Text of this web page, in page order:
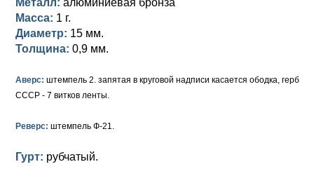
Для Финляндии
Памятные и донативные
Для Финляндии
Памятные и донативные
Медь
Для Финляндии
Памятные и донативные
Серебро
Медь
Для Грузии
Для Польши
Памятные и донативные
Золото
Серебро
Медь
Для Польши
Павел I (1796-1801)
Золото
Серебро
Екатерина II (1762-1796)
Золото
Медь
Сибирские монеты
Петр III (1762)
Золото
Серебро
Иоанн Антонович (1740-1741)
Анна Иоанновна (1730-1740)
Металл: алюминиевая бронза
Масса: 1 г.
Диаметр: 15 мм.
Толщина: 0,9 мм.
Аверс: штемпель 2. запятая в круговой надписи касается ободка, герб
СССР - 7 витков ленты.
Реверс: штемпель Ф-21.
Гурт: рубчатый.